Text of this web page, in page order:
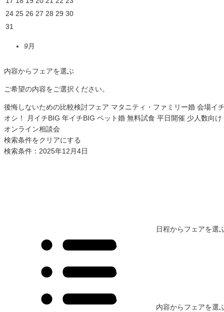
24 25 26 27 28 29 30
31
9月
内容からフェアを選ぶ
ご希望の内容をご選択ください。
後悔しないための比較検討フェア マタニティ・ファミリー婚 会場イ
オシ！
月イチBIG 年イチBIG ペット婚 無料試食 平日開催 少人数向け
オンライン相談会
検索条件をクリアにする
検索条件：2025年12月4日
日程からフェアを選
内容からフェアを選